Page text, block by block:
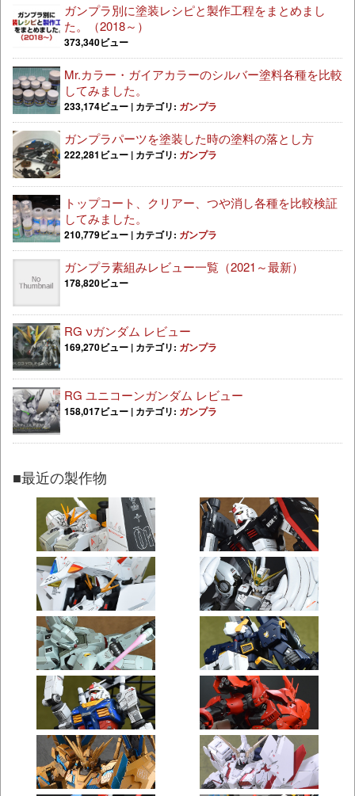
ガンプラ別に塗装レシピと製作工程をまとめまし
た。（2018～）
373,340ビュー
Mr.カラー・ガイアカラーのシルバー塗料各種を比較
してみました。
233,174ビュー | カテゴリ: ガンプラ
ガンプラパーツを塗装した時の塗料の落とし方
222,281ビュー | カテゴリ: ガンプラ
トップコート、クリアー、つや消し各種を比較検証
してみました。
210,779ビュー | カテゴリ: ガンプラ
ガンプラ素組みレビュー一覧（2021～最新）
178,820ビュー
RG νガンダム レビュー
169,270ビュー | カテゴリ: ガンプラ
RG ユニコーンガンダム レビュー
158,017ビュー | カテゴリ: ガンプラ
■最近の製作物